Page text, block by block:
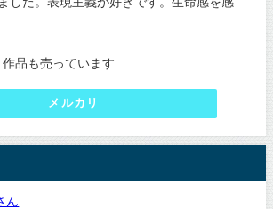
作品も売っています
メルカリ
ん